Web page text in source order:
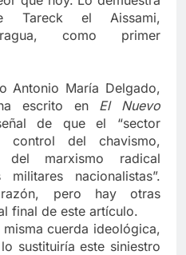
Tareck el Aissami,
como primer
Antonio María Delgado,
escrito en El Nuevo
de que el “sector
control del chavismo,
marxismo radical
nacionalistas”.
razón, pero hay otras
final de este artículo.
cuerda ideológica,
sustituiría este siniestro